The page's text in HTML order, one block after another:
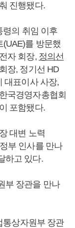
진행됐다.
령의 취임 이후
를 방문했
자 회장, 정의선
장, 정기선 HD
대표이사 사장,
한국경영자총협회
포함됐다.
대변 노력
부 인사를 만나
하고 있다.
부 장관을 만나
통상자원부 장관